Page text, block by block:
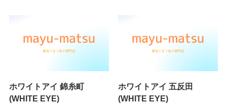
ホワイトアイ 錦糸町
(WHITE EYE)
ホワイトアイ 五反田
(WHITE EYE)